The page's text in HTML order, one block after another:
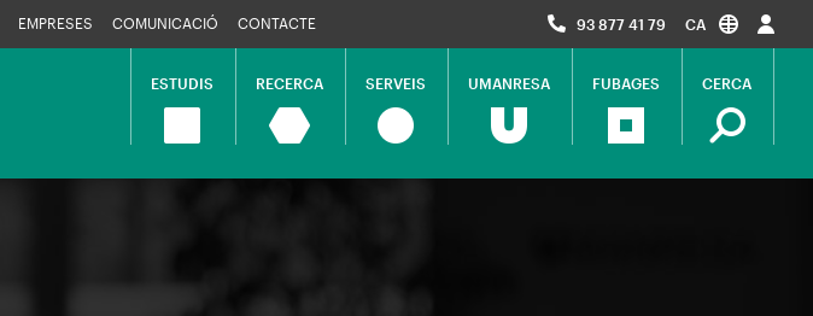
EMPRESES COMUNICACIÓ CONTACTE 93 877 41 79 CA
Navegació
ESTUDIS RECERCA SERVEIS UMANRESA FUBAGES CERCA